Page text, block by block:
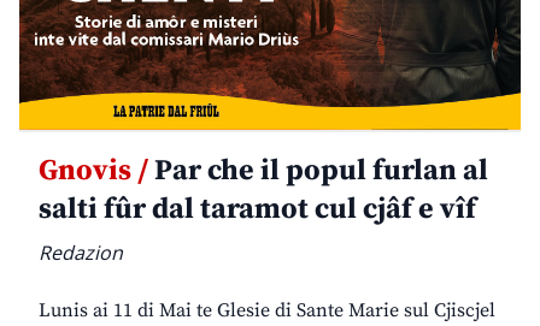
Gnovis /Par che il popul furlan al
salti fûr dal taramot cul cjâf e vîf
Redazion
Lunis ai 11 di Mai te Glesie di Sante Marie sul Cjiscjel